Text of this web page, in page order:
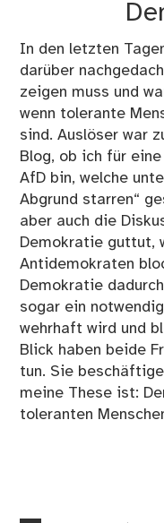
In den letzten
darüber
zeigen muss und
wenn tolerante
sind. Auslöser war
Blog, ob ich für
AfD bin, welche
Abgrund starren“
aber auch die
Demokratie guttut,
Antidemokraten
Demokratie
sogar ein
wehrhaft wird und
Blick haben beide
tun. Sie
meine These ist:
toleranten